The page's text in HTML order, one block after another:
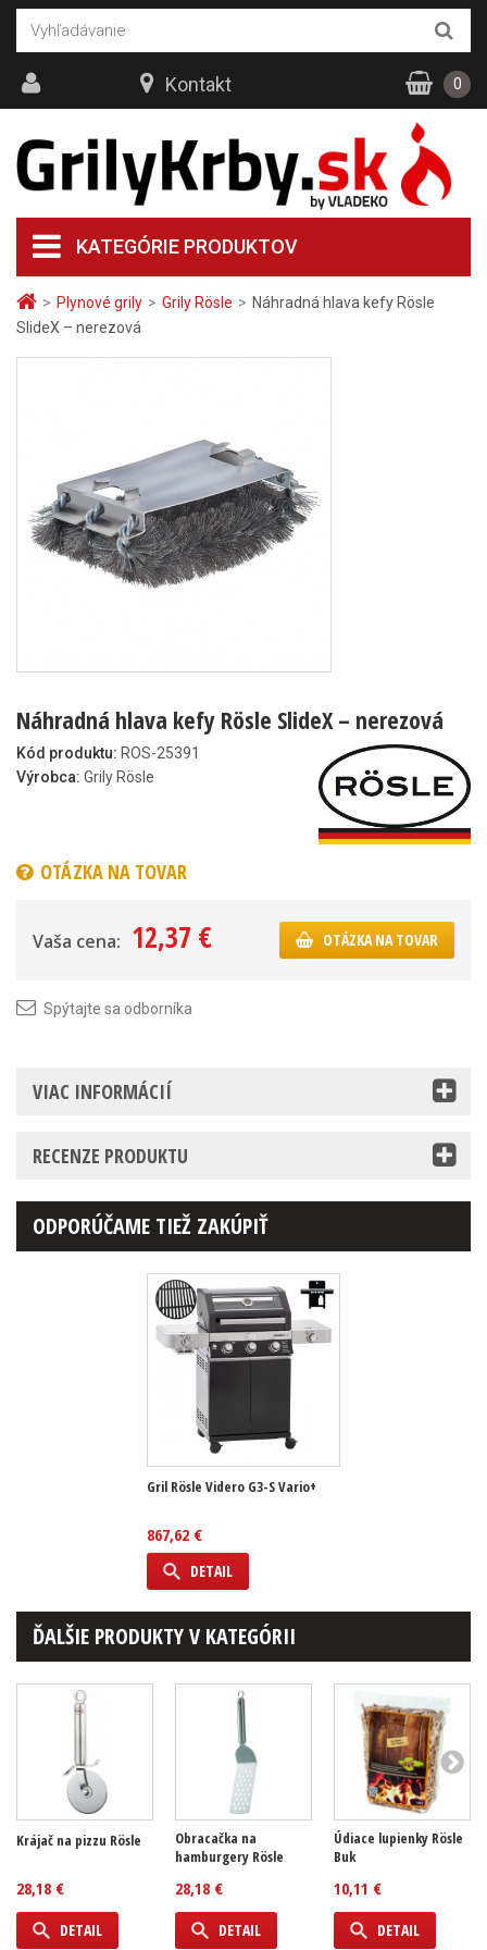
> Plynové grily > Grily Rösle > Náhradná hlava kefy Rösle
SlideX – nerezová
Náhradná hlava kefy Rösle SlideX – nerezová
Kód produktu: ROS-25391
Výrobca: Grily Rösle
OTÁZKA NA TOVAR
Vaša cena: 12,37 € OTÁZKA NA TOVAR
Spýtajte sa odborníka
VIAC INFORMÁCIÍ
RECENZE PRODUKTU
ODPORÚČAME TIEŽ ZAKÚPIŤ
Gril Rösle Videro G3-S Vario+
867,62 €
DETAIL
ĎALŠIE PRODUKTY V KATEGÓRII
Krájač na pizzu Rösle
28,18 €
DETAIL
Obracačka na
hamburgery Rösle
28,18 €
DETAIL
Údiace lupienky Rösle
Buk
10,11 €
DETAIL
KATEGÓRIE PRODUKTOV
Kontakt 0